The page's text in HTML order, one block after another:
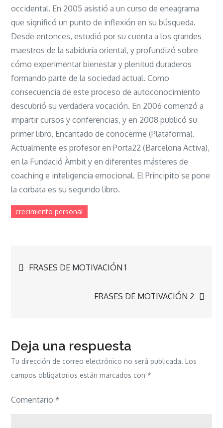
occidental. En 2005 asistió a un curso de eneagrama
que significó un punto de inflexión en su búsqueda.
Desde entonces, estudió por su cuenta a los grandes
maestros de la sabiduría oriental, y profundizó sobre
cómo experimentar bienestar y plenitud duraderos
formando parte de la sociedad actual. Como
consecuencia de este proceso de autoconocimiento
descubrió su verdadera vocación. En 2006 comenzó a
impartir cursos y conferencias, y en 2008 publicó su
primer libro, Encantado de conocerme (Plataforma).
Actualmente es profesor en Porta22 (Barcelona Activa),
en la Fundació Àmbit y en diferentes másteres de
coaching e inteligencia emocional. El Principito se pone
la corbata es su segundo libro.
crecimiento personal
Navegación
FRASES DE MOTIVACIÓN 1
FRASES DE MOTIVACIÓN 2
Deja una respuesta
Tu dirección de correo electrónico no será publicada. Los
campos obligatorios están marcados con*
Comentario *